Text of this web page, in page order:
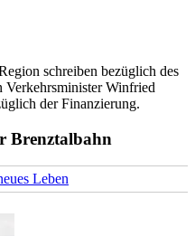
schreiben bezüglich des
Verkehrsminister Winfried
der Finanzierung.
Brenztalbahn
Leben